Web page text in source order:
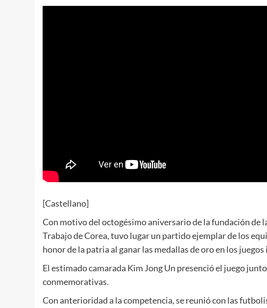
[Castellano]
Con motivo del octogésimo aniversario de la fundación de
Trabajo de Corea, tuvo lugar un partido ejemplar de los
honor de la patria al ganar las medallas de oro en los
El estimado camarada Kim Jong Un presenció el juego
conmemorativas.
Con anterioridad a la competencia, se reunió con las